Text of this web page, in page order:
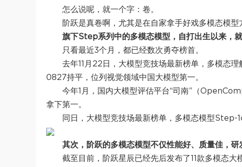
怎么说呢，就一个字：卷。
阶跃是真卷啊，尤其是在自家拿手好戏多模态模
旗下Step系列中的多模态模型，自打出生以来，
只看最近3个月，都已经数次勇夺榜首。
去年11月22日，大模型竞技场最新榜单，多模态
0827持平，位列视觉领域中国大模型第一。
今年1月，国内大模型评估平台“司南”（
拿下第一。
同日，大模型竞技场最新榜单，多模态模型Step-
其次，阶跃的多模态模型不仅性能好、质量佳，
截至目前，阶跃星辰已经先后发布了11款多模态大